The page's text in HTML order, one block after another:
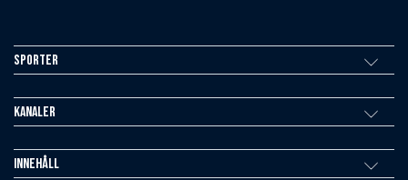
Sporter
Kanaler
Innehåll